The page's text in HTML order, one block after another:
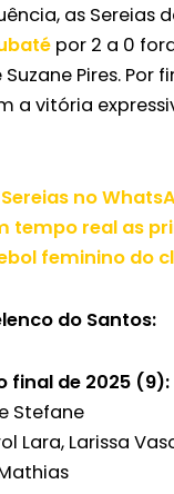
as Sereias
por 2 a 0
Pires. Por
a vitória
no
tempo real as
feminino do
do Santos:
final de 2025 (9):
Stefane
Lara, Larissa